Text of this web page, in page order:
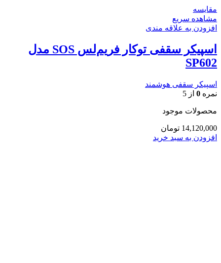
مقایسه
مشاهده سریع
افزودن به علاقه مندی
اسپیکر سقفی توکار فریم‌لس SOS مدل
SP602
اسپیکر سقفی هوشمند
نمره 0 از 5
محصولات موجود
14,120,000 تومان
افزودن به سبد خرید